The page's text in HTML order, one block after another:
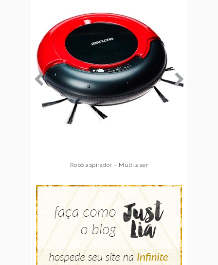
Robô aspirador – Multilaser